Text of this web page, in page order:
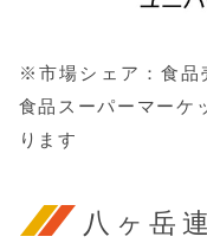
※市場シェア：食品
食品スーパーマーケ
ります
八ヶ岳